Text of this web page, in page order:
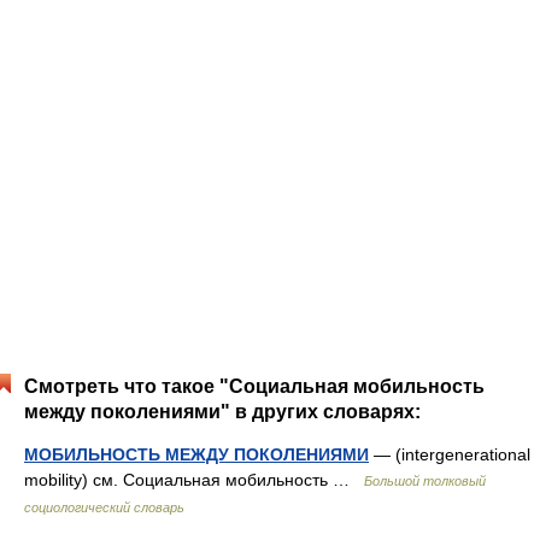
Смотреть что такое "Социальная мобильность
между поколениями" в других словарях:
МОБИЛЬНОСТЬ МЕЖДУ ПОКОЛЕНИЯМИ — (intergenerational
mobility) см. Социальная мобильность …
Большой толковый
социологический словарь